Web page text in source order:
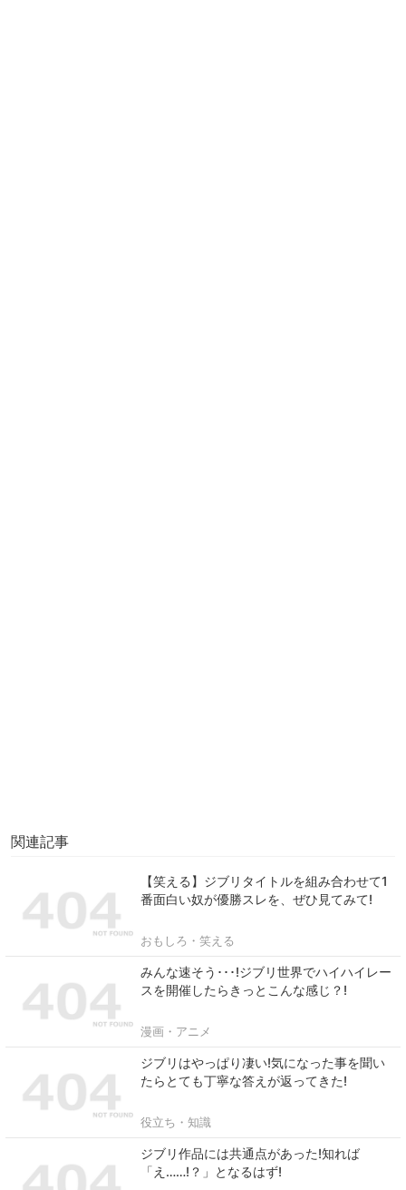
関連記事
【笑える】ジブリタイトルを組み合わせて1
番面白い奴が優勝スレを、ぜひ見てみて!
おもしろ・笑える
みんな速そう･･･!ジブリ世界でハイハイレー
スを開催したらきっとこんな感じ？!
漫画・アニメ
ジブリはやっぱり凄い!気になった事を聞い
たらとても丁寧な答えが返ってきた!
役立ち・知識
ジブリ作品には共通点があった!知れば
「え……!？」となるはず!